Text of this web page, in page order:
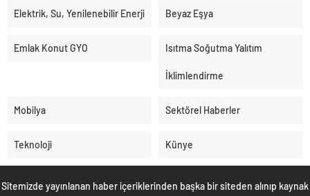
Elektrik, Su, Yenilenebilir Enerji Beyaz Eşya
Emlak Konut GYO Isıtma Soğutma Yalıtım
İklimlendirme
Mobilya Sektörel Haberler
Teknoloji Künye
Sitemizde yayınlanan haber içeriklerinden başka bir siteden alınıp kaynak